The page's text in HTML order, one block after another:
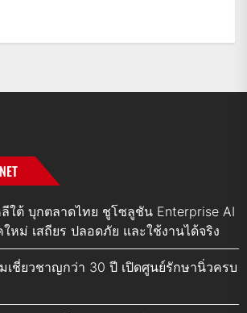
ลีใต้ บุกตลาดไทย ชูโซลูชัน Enterprise AI
หม่ เสถียร ปลอดภัย และใช้งานได้จริง
เชี่ยวชาญกว่า 30 ปี เปิดศูนย์รักษานิ่วครบ